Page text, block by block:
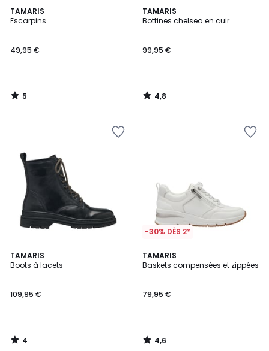
TAMARIS
Escarpins
49,95 €
5
/
5
/
TAMARIS
Bottines chelsea en cuir
99,95 €
4,8
/ 5
4,8
/
TAMARIS
Boots à lacets
109,95 €
4
/
4
/
-30% DÈS 2*
TAMARIS
Baskets compensées et zippées
79,95 €
4,6
/ 5
4,6
/